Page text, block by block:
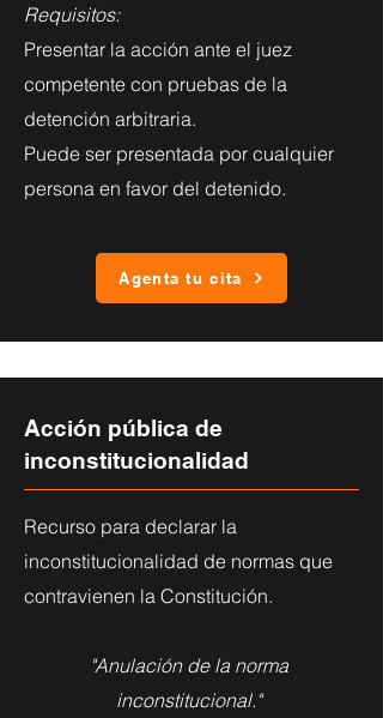
Requisitos:
Presentar la acción ante el juez
competente con pruebas de la
detención arbitraria.
Puede ser presentada por cualquier
persona en favor del detenido.
Agenta tu cita
Acción pública de
inconstitucionalidad
Recurso para declarar la
inconstitucionalidad de normas que
contravienen la Constitución.
"Anulación de la norma
inconstitucional."